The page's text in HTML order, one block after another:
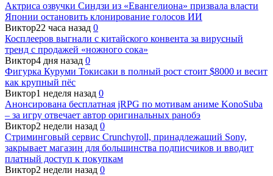
Актриса озвучки Синдзи из «Евангелиона» призвала власти
Японии остановить клонирование голосов ИИ
Виктор22 часа назад 0
Косплееров выгнали с китайского конвента за вирусный
тренд с продажей «ножного сока»
Виктор4 дня назад 0
Фигурка Куруми Токисаки в полный рост стоит $8000 и весит
как крупный пёс
Виктор1 неделя назад 0
Анонсирована бесплатная jRPG по мотивам аниме KonoSuba
– за игру отвечает автор оригинальных ранобэ
Виктор2 недели назад 0
Стриминговый сервис Crunchyroll, принадлежащий Sony,
закрывает магазин для большинства подписчиков и вводит
платный доступ к покупкам
Виктор2 недели назад 0